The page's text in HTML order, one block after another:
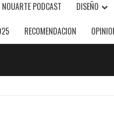
NOUARTE PODCAST DISEÑO
RECOMENDACION